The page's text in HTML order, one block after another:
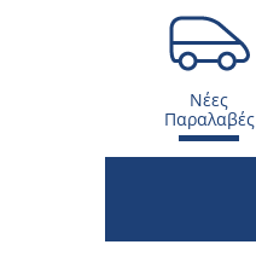
Νέες
Παραλαβές